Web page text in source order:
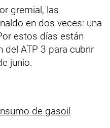
gremial, las
en dos veces: una
estos días están
del ATP 3 para cubrir
junio.
de gasoil